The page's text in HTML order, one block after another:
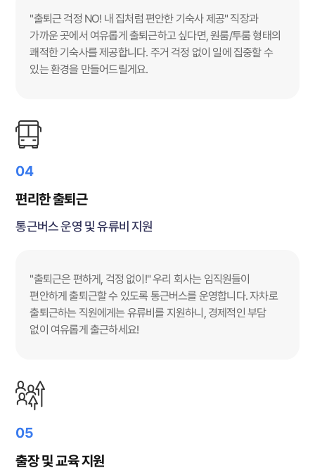
"출퇴근 걱정 NO! 내 집처럼 편안한 기숙사 제공" 직장과
가까운 곳에서 여유롭게 출퇴근하고 싶다면, 원룸/투룸 형태의
쾌적한 기숙사를 제공합니다. 주거 걱정 없이 일에 집중할 수
있는 환경을 만들어드릴게요.
04
편리한 출퇴근
통근버스 운영 및 유류비 지원
"출퇴근은 편하게, 걱정 없이!" 우리 회사는 임직원들이
편안하게 출퇴근할 수 있도록 통근버스를 운영합니다. 자차로
출퇴근하는 직원에게는 유류비를 지원하니, 경제적인 부담
없이 여유롭게 출근하세요!
05
출장 및 교육 지원